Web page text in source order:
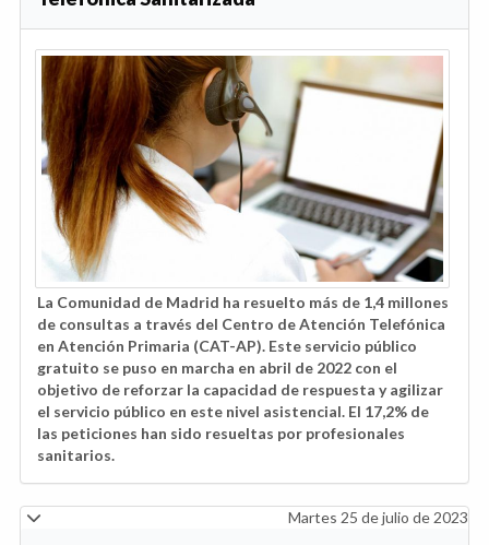
La Comunidad de Madrid ha resuelto más de 1,4 millones
de consultas a través del Centro de Atención Telefónica
en Atención Primaria (CAT-AP). Este servicio público
gratuito se puso en marcha en abril de 2022 con el
objetivo de reforzar la capacidad de respuesta y agilizar
el servicio público en este nivel asistencial. El 17,2% de
las peticiones han sido resueltas por profesionales
sanitarios.
Martes 25 de julio de 2023